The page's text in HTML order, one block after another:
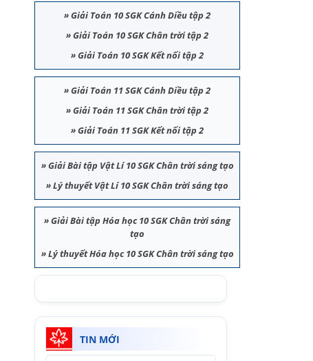
»Giải Toán 10 SGK Cánh Diều tập 2
»Giải Toán 10 SGK Chân trời tập 2
»Giải Toán 10 SGK Kết nối tập 2
»Giải Toán 11 SGK Cánh Diều tập 2
»Giải Toán 11 SGK Chân trời tập 2
»Giải Toán 11 SGK Kết nối tập 2
»Giải Bài tập Vật Lí 10 SGK Chân trời sáng tạo
»Lý thuyết Vật Lí 10 SGK Chân trời sáng tạo
»Giải Bài tập Hóa học 10 SGK Chân trời sáng
tạo
»Lý thuyết Hóa học 10 SGK Chân trời sáng tạo
TIN MỚI